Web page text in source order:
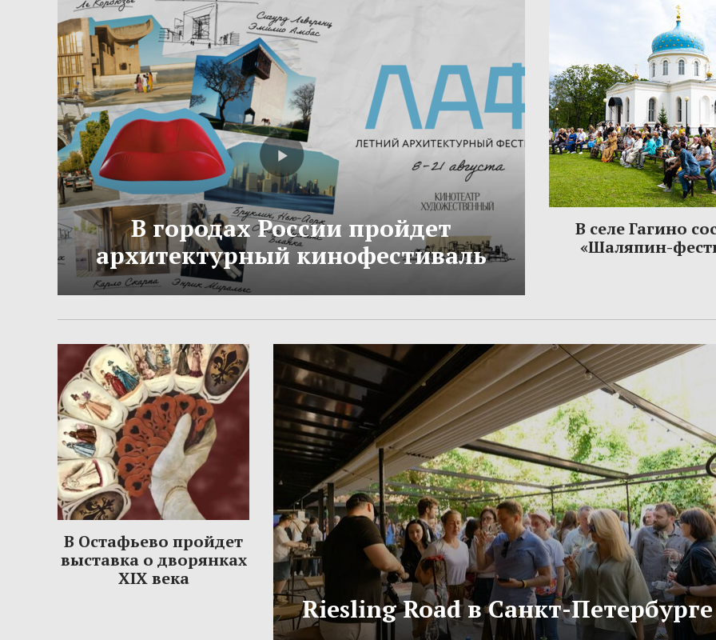
В городах России пройдет
архитектурный кинофестиваль
В селе Гагино
«Шаляпин-
В Остафьево пройдет
выставка о дворянках
XIX века
Riesling Road в Санкт-Петербурге